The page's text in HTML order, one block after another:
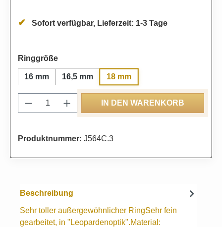
Sofort verfügbar, Lieferzeit: 1-3 Tage
Ringgrößeauswählen
16 mm 16,5 mm 18 mm
Produkt Anzahl: Gib den gewünschten
IN DEN WARENKORB
Produktnummer: J564C.3
Beschreibung
Sehr toller außergewöhnlicher RingSehr fein
gearbeitet, in "Leopardenoptik".Material: